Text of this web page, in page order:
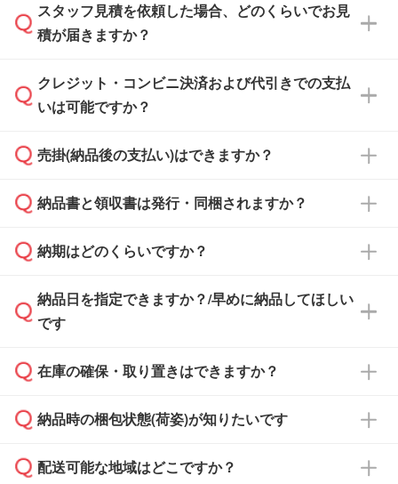
可能です。見積・注文フォームにて『ゲストの
まま進む』ボタンからお進みのうえ、ご依頼く
スタッフ見積を依頼した場合、どのくらいでお見
積が届きますか？
通常、翌営業日までにお送りしております。混
雑状況によっては、お時間をいただくこともご
依頼いただいた場合は、翌営業日以降のご連絡
クレジット・コンビニ決済および代引きでの支払
いは可能ですか？
銀行振込のみのご対応となります。
売掛(納品後の支払い)はできますか？
基本的には先入金をお願いしておりますが、自
どの場合は、月末締め翌月末払いに対応可能で
また、卒業・卒園記念品で対策委員会や個人様
校や幼稚園・保育園であれば、同様の条件でご
ご希望の際は担当スタッフまでお気軽にご相談
ください。
納品書と領収書は発行・同梱されますか？
納品書・領収書は ご依頼をいただいた場合の
ず、通常はPDFデータをメール添付でお送りし
ます。
たは注文フォームの『ご注文に関する備考欄』
納期はどのくらいですか？
・印刷する場合(500個程度)
ご入金、イメージ画像の校了から約2週間～2
ご入金確認後、1～2営業日で出荷いたしま
納品日を指定できますか？/早めに納品してほしい
です
ご希望の納期がある場合は、お問い合わせ・お
い。
応が可能かご案内いたします。
在庫の確保・取り置きはできますか？
ご入金確認後に在庫を確保し、注文確定のご連
はできかねますので予めご了承ください。
納品時の梱包状態(荷姿)が知りたいです
商品によって異なります。各ページにある商品
配送可能な地域はどこですか？